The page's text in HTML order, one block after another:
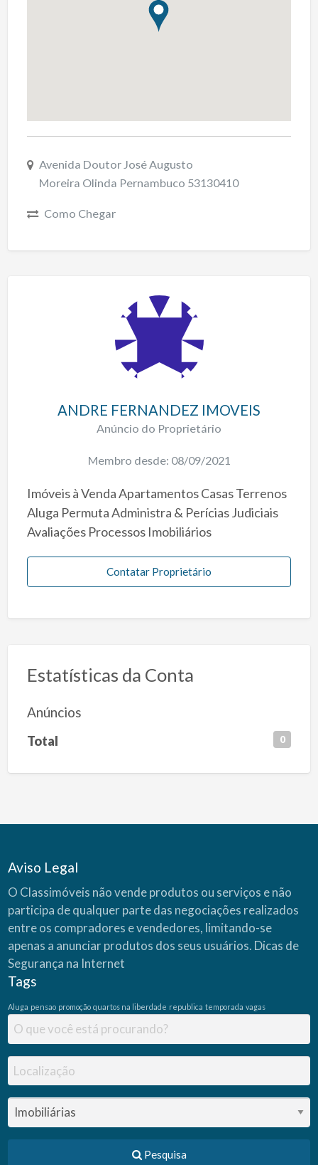
Avenida Doutor José Augusto
Moreira Olinda Pernambuco 53130410
Como Chegar
ANDRE FERNANDEZ IMOVEIS
Anúncio do Proprietário
Membro desde: 08/09/2021
Imóveis à Venda Apartamentos Casas Terrenos
Aluga Permuta Administra & Perícias Judiciais
Avaliações Processos Imobiliários
Contatar Proprietário
Estatísticas da Conta
Anúncios
Total 0
Aviso Legal
O Classimóveis não vende produtos ou serviços e não
participa de qualquer parte das negociações realizados
entre os compradores e vendedores, limitando-se
apenas a anunciar produtos dos seus usuários. Dicas de
Segurança na Internet
Tags
Aluga pensao promoção quartos na liberdade republica temporada vagas
Pesquisa